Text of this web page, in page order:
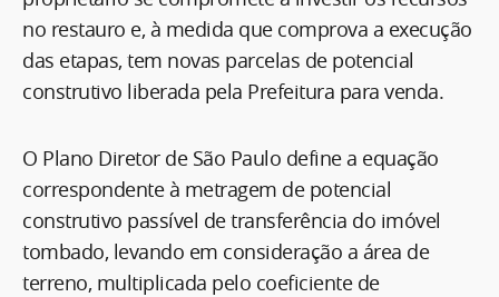
no restauro e, à medida que comprova a execução
das etapas, tem novas parcelas de potencial
construtivo liberada pela Prefeitura para venda.
O Plano Diretor de São Paulo define a equação
correspondente à metragem de potencial
construtivo passível de transferência do imóvel
tombado, levando em consideração a área de
terreno, multiplicada pelo coeficiente de